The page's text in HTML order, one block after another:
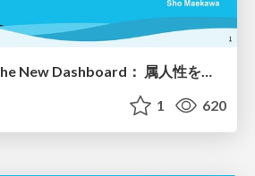
Conversation is the New Dashboard： 属人性を排除する第4世代BIツールの勢力図
1 620